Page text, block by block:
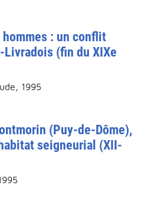
: un conflit
(fin du XIXe
1995
(Puy-de-Dôme),
seigneurial (XII-